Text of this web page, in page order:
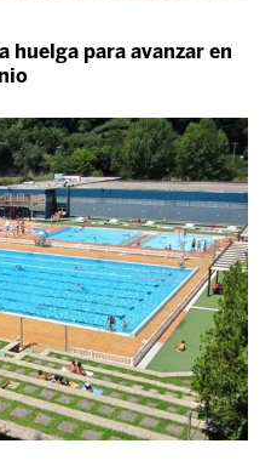
huelga para avanzar en